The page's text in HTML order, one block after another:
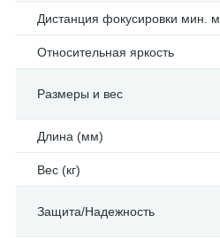
Дистанция фокусировки мин. м.
Относительная яркость
Размеры и вес
Длина (мм)
Вес (кг)
Защита/Надежность